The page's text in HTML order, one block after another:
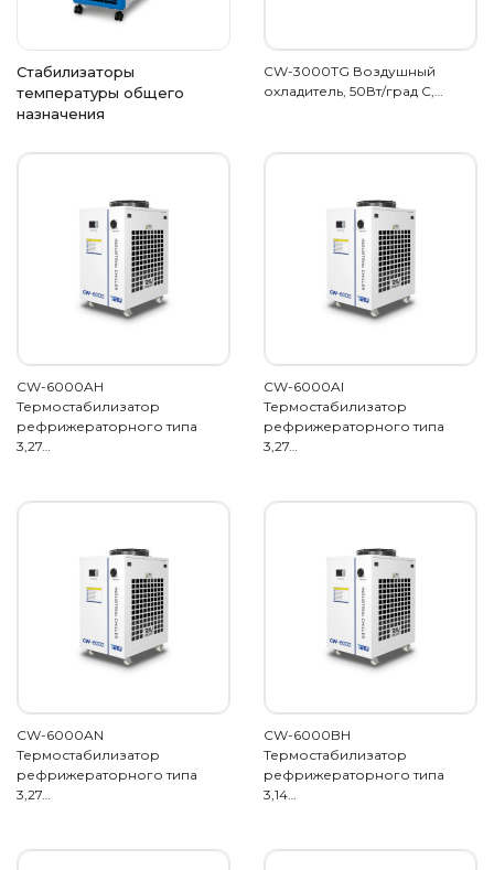
Стабилизаторы
температуры общего
назначения
CW-3000TG Воздушный
охладитель, 50Вт/град С,…
CW-6000AH
Термостабилизатор
рефрижераторного типа
3,27…
CW-6000AI
Термостабилизатор
рефрижераторного типа
3,27…
CW-6000AN
Термостабилизатор
рефрижераторного типа
3,27…
CW-6000BH
Термостабилизатор
рефрижераторного типа
3,14…